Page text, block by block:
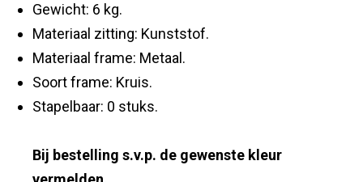
Gewicht: 6 kg.
Materiaal zitting: Kunststof.
Materiaal frame: Metaal.
Soort frame: Kruis.
Stapelbaar: 0 stuks.
Bij bestelling s.v.p. de gewenste kleur